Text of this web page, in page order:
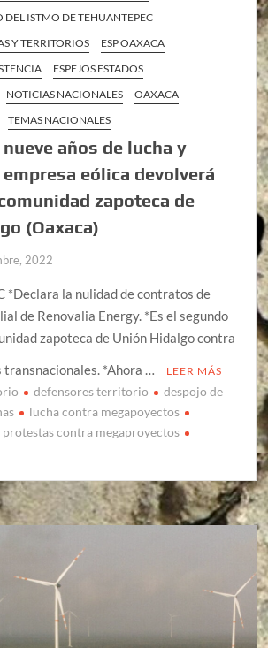
DEL ISTMO DE TEHUANTEPEC
Y TERRITORIOS
ESP OAXACA
ESPEJOS ESTADOS
NOTICIAS NACIONALES
OAXACA
TEMAS NACIONALES
años de lucha y
eólica devolverá
zapoteca de
(Oaxaca)
2022
*Declara la nulidad de contratos de
de Renovalia Energy. *Es el segundo
zapoteca de Unión Hidalgo contra
transnacionales. *Ahora …
LEER MÁS
defensores territorio
despojo de
lucha contra megapoyectos
protestas contra megaproyectos